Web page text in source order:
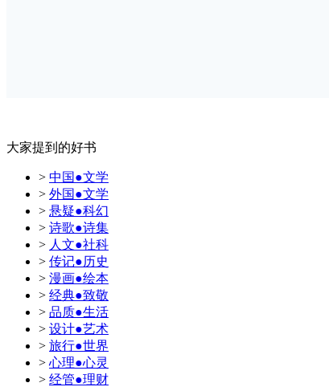
大家提到的好书
> 中国●文学
> 外国●文学
> 悬疑●科幻
> 诗歌●诗集
> 人文●社科
> 传记●历史
> 漫画●绘本
> 经典●致敬
> 品质●生活
> 设计●艺术
> 旅行●世界
> 心理●心灵
> 经管●理财